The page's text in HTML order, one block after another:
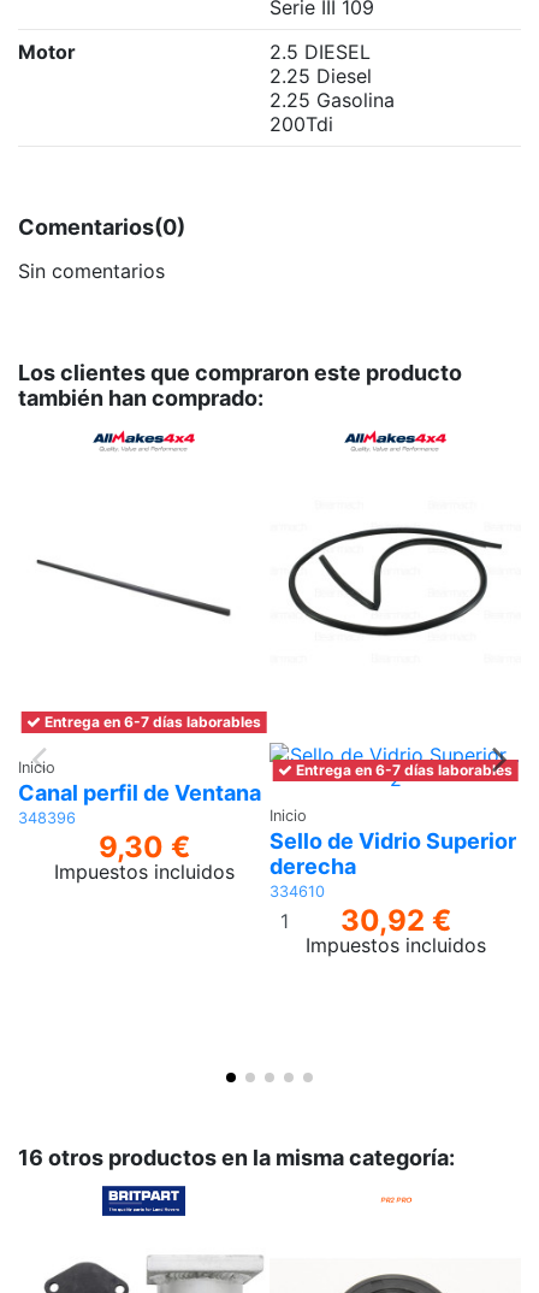
Serie III 109
Motor
2.5 DIESEL
2.25 Diesel
2.25 Gasolina
200Tdi
Comentarios(0)
Sin comentarios
Los clientes que compraron este producto
también han comprado:
Entrega en 6-7 días laborables
Inicio
Canal perfil de Ventana
348396
9,30 €
Impuestos incluidos
Añadir
al
carrito
Entrega en 6-7 días laborables
Inicio
Sello de Vidrio Superior
derecha
334610
30,92 €
Impuestos incluidos
16 otros productos en la misma categoría: